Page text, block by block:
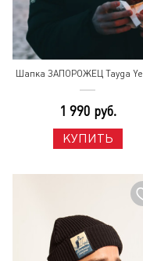
Шапка ЗАПОРОЖЕЦ Tayga
1 990 руб.
КУПИТЬ